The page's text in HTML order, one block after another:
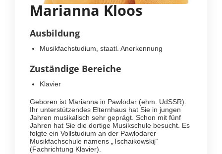
Marianna Kloos
Ausbildung
Musikfachstudium, staatl. Anerkennung
Zuständige Bereiche
Klavier
Geboren ist Marianna in Pawlodar (ehm. UdSSR).
Ihr unterstützendes Elternhaus hat Sie in jungen
Jahren musikalisch sehr geprägt. Schon mit fünf
Jahren hat Sie die dortige Musikschule besucht. Es
folgte ein Vollstudium an der Pawlodarer
Musikfachschule namens „Tschaikowskij“
(Fachrichtung Klavier).